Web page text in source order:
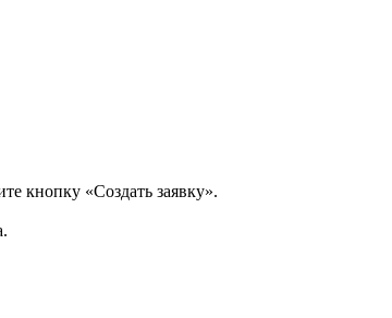
кнопку «Создать заявку».